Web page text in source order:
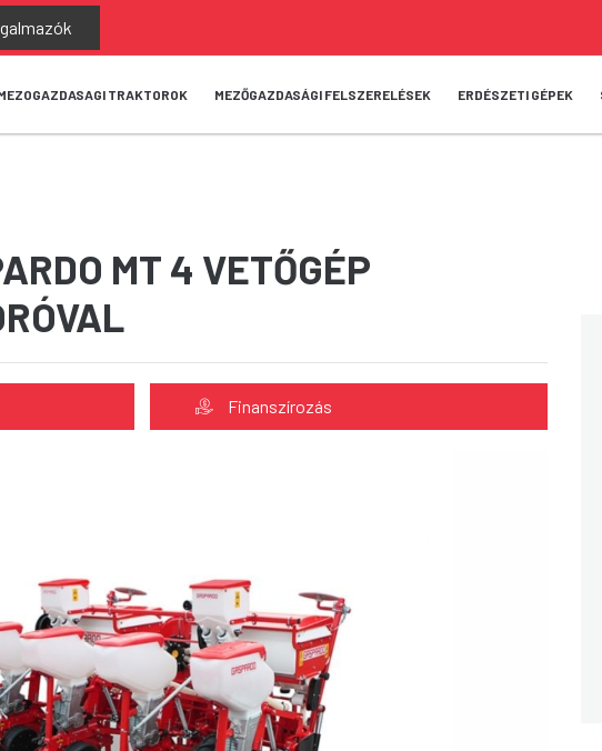
TRAKTOROK MEZŐGAZDASÁGI FELSZERELÉSEK ERDÉSZETI GÉPEK
MT 4 VETŐGÉP
Finanszírozás